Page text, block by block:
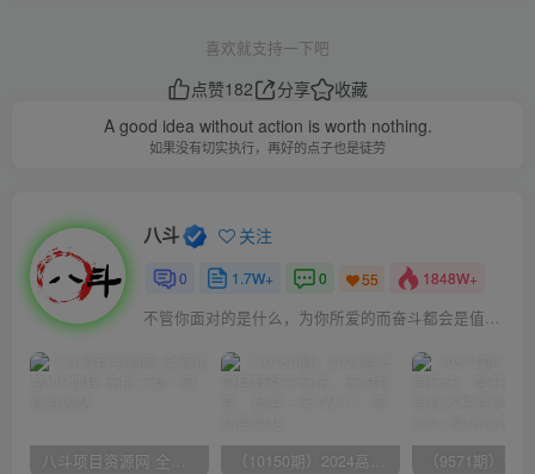
喜欢就支持一下吧
点赞182 分享
收藏
A good idea without action is worth nothing.
如果没有切实执行，再好的点子也是徒劳
八斗 关注
0 1.7W+ 0 55 1848W+
不管你面对的是什么，为你所爱的而奋斗都会是值得的
八斗项目资源网 全网正品VIP课程 无损下载~ （10150期）2024高考项目野路子玩法，无限裂变，最高一天1W＋！